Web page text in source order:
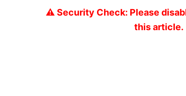
⚠️ Security Check: Please
this article.